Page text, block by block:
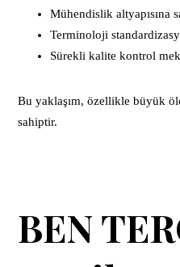
Mühendislik altyapısına
Terminoloji
Sürekli kalite kontrol
Bu yaklaşım, özellikle büyük
sahiptir.
BEN